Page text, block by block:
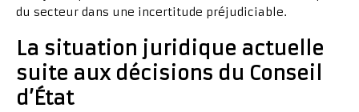
du secteur dans une incertitude préjudiciable.
La situation juridique actuelle
suite aux décisions du Conseil
d’État